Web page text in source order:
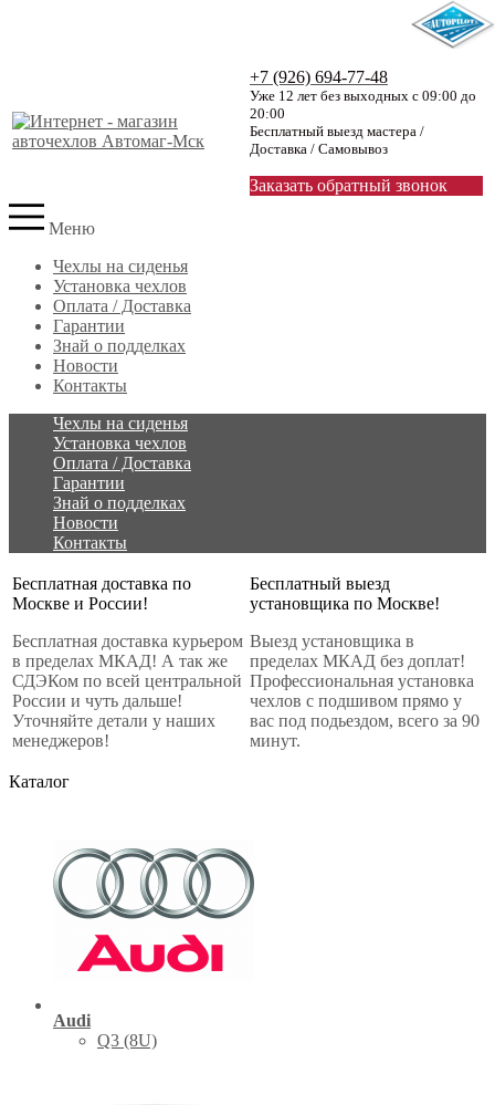
+7 (926) 694-77-48
Уже 12 лет без выходных с 09:00 до
20:00
Бесплатный выезд мастера /
Доставка / Самовывоз
Заказать обратный звонок
Меню
Чехлы на сиденья
Установка чехлов
Оплата / Доставка
Гарантии
Знай о подделках
Новости
Контакты
Чехлы на сиденья
Установка чехлов
Оплата / Доставка
Гарантии
Знай о подделках
Новости
Контакты
Бесплатная доставка по
Москве и России!
Бесплатная доставка курьером
в пределах МКАД! А так же
СДЭКом по всей центральной
России и чуть дальше!
Уточняйте детали у наших
менеджеров!
Бесплатный выезд
установщика по Москве!
Выезд установщика в
пределах МКАД без доплат!
Профессиональная установка
чехлов с подшивом прямо у
вас под подьездом, всего за 90
минут.
Каталог
Audi
Q3 (8U)